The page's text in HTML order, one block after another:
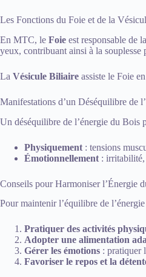
Les Fonctions du Foie et de la
En MTC, le Foie est responsable de
yeux, contribuant ainsi à la
La Vésicule Biliaire assiste le Foie
Manifestations d’un Déséquilibre de
Un déséquilibre de l’énergie du Bois
Physiquement : tensions
Émotionnellement : irritabilité,
Conseils pour Harmoniser l’Énergie
Pour maintenir l’équilibre de
Pratiquer des activités
Adopter une alimentation
Gérer les émotions : pratiquer
Favoriser le repos et la